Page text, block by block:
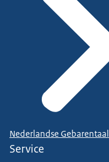
Nederlandse Gebarentaal
Service